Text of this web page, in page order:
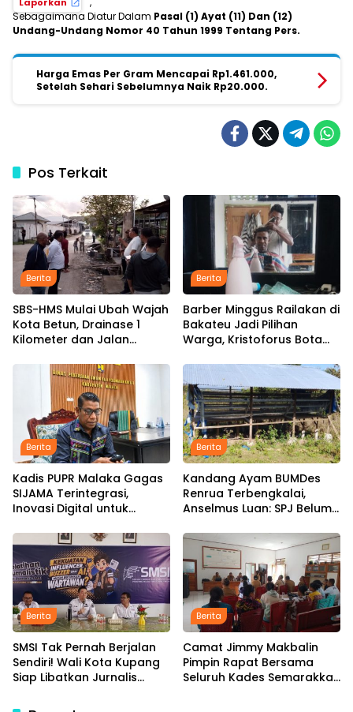
Laporkan
Sebagaimana Diatur Dalam Pasal (1) Ayat (11) Dan (12)
Undang-Undang Nomor 40 Tahun 1999 Tentang Pers.
Harga Emas Per Gram Mencapai Rp1.461.000,
Setelah Sehari Sebelumnya Naik Rp20.000.
Pos Terkait
Berita
SBS-HMS Mulai Ubah Wajah
Kota Betun, Drainase 1
Kilometer dan Jalan
Pelaksanaan
Berita
Barber Minggus Railakan di
Bakateu Jadi Pilihan
Warga, Kristoforus Bota
Rambut dengan Tarif Rp15
Ribu per Kepala
Berita
Kadis PUPR Malaka Gagas
SIJAMA Terintegrasi,
Inovasi Digital untuk
Infrastruktur
Berita
Kandang Ayam BUMDes
Renrua Terbengkalai,
Anselmus Luan: SPJ Belum
Desa Sejak Januari Belum
Dibayar
Berita
SMSI Tak Pernah Berjalan
Sendiri! Wali Kota Kupang
Siap Libatkan Jurnalis
Pemkot
Berita
Camat Jimmy Makbalin
Pimpin Rapat Bersama
Seluruh Kades Semarakkan